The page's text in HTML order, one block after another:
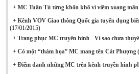
+MC Tuấn Tú từng khốn khổ vì viêm xoang
+Kênh VOV Giao thông Quốc gia tuyển dụng
(17/01/2015)
+Trang phục MC truyền hình - Vì sao chưa
+Có một “thảm họa” MC mang tên Cát Phượng
+Điểm danh những MC trên kênh truyền hình